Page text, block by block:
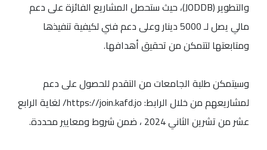
والتطوير (JODDB)، حيث ستحصل المشاريع الفائزة على دعم
مالي يصل لـ 5000 دينار وعلى دعم فني لكيفية تنفيذها
ومتابعتها لتتمكن من تحقيق أهدافها.
وسيتمكن طلبة الجامعات من التقدم للحصول على دعم
لمشاريعهم من خلال الرابط: https://join.kafd.jo/ لغاية الرابع
عشر من تشرين الثاني 2024 ، ضمن شروط ومعايير محددة.